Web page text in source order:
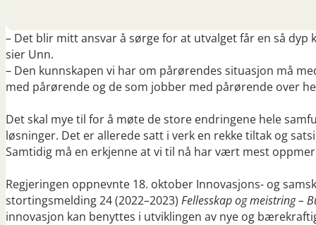
– Det blir mitt ansvar å sørge for at utvalget får en så
sier Unn.
– Den kunnskapen vi har om pårørendes situasjon må
med pårørende og de som jobber med pårørende over
Det skal mye til for å møte de store endringene hele
løsninger. Det er allerede satt i verk en rekke tiltak og
Samtidig må en erkjenne at vi til nå har vært mest
Regjeringen oppnevnte 18. oktober Innovasjons- og
stortingsmelding 24 (2022–2023) Fellesskap og meistring –
innovasjon kan benyttes i utviklingen av nye og